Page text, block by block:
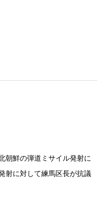
朝鮮の弾道ミサイル発射に
射に対して練馬区長が抗議